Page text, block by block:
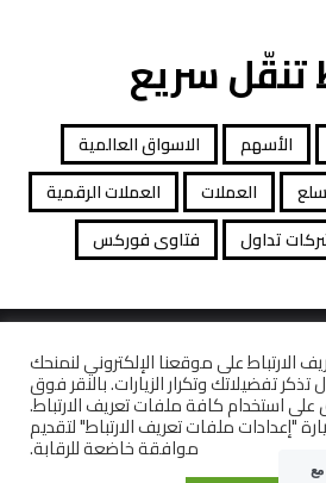
تنقّل سريع
الأسهم
الاسواق العالمية
العملات
العملات الرقمية
تداول فتاوى فوركس
توصيات التداول © 2026
معاملات قانونية كاشف الشركات
الارتباط على موقعنا الإلكتروني لنمنحك
تذكر تفضيلاتك وتكرار الزيارات. بالنقر فوق
استخدام كافة ملفات تعريف الارتباط.
"إعدادات ملفات تعريف الارتباط" لتقديم
موافقة خاضعة للرقابة.
مع